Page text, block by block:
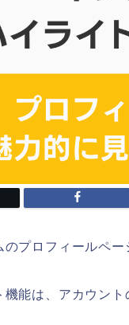
のプロフィールペ
能は、アカウン